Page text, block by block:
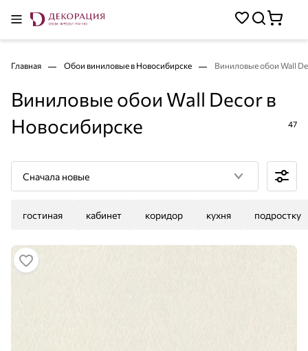
Главная Обои виниловые в Новосибирске Виниловые обои Wall
Виниловые обои Wall Decor в
Новосибирске
47
Сначала новые
гостиная кабинет коридор кухня подростку